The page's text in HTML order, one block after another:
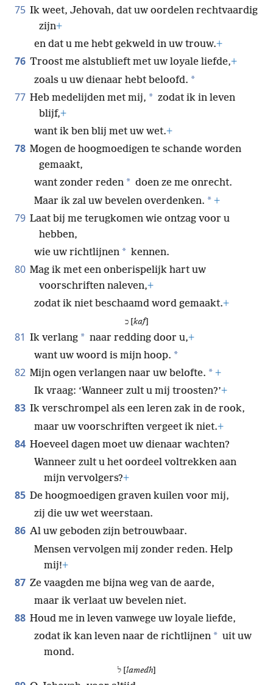
75 Ik weet, Jehovah, dat uw oordelen rechtvaardig
zijn+
en dat u me hebt gekweld in uw trouw.+
76 Troost me alstublieft met uw loyale liefde,+
zoals u uw dienaar hebt beloofd. *
77 Heb medelijden met mij, * zodat ik in leven
blijf,+
want ik ben blij met uw wet.+
78 Mogen de hoogmoedigen te schande worden
gemaakt,
want zonder reden * doen ze me onrecht.
Maar ik zal uw bevelen overdenken. * +
79 Laat bij me terugkomen wie ontzag voor u
hebben,
wie uw richtlijnen * kennen.
80 Mag ik met een onberispelijk hart uw
voorschriften naleven,+
zodat ik niet beschaamd word gemaakt.+
כ [ kaf]
81 Ik verlang * naar redding door u,+
want uw woord is mijn hoop. *
82 Mijn ogen verlangen naar uw belofte. * +
Ik vraag: ‘Wanneer zult u mij troosten?’+
83 Ik verschrompel als een leren zak in de rook,
maar uw voorschriften vergeet ik niet.+
84 Hoeveel dagen moet uw dienaar wachten?
Wanneer zult u het oordeel voltrekken aan
mijn vervolgers?+
85 De hoogmoedigen graven kuilen voor mij,
zij die uw wet weerstaan.
86 Al uw geboden zijn betrouwbaar.
Mensen vervolgen mij zonder reden. Help
mij!+
87 Ze vaagden me bijna weg van de aarde,
maar ik verlaat uw bevelen niet.
88 Houd me in leven vanwege uw loyale liefde,
zodat ik kan leven naar de richtlijnen * uit uw
mond.
ל [ lamedh]